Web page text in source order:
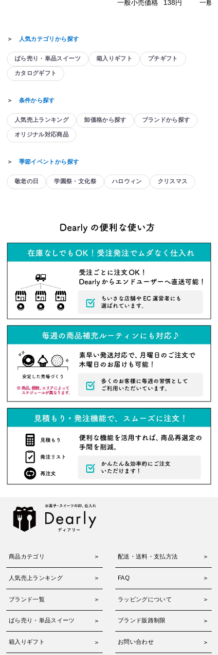
一般小売価格 138円 一般
＞ 人気カテゴリから探す
ばら売り・単品スイーツ 箱入りギフト プチギフト
カタログギフト
＞ 条件から探す
人気売上ランキング 卸価格から探す ブランドから探す
オリジナル対応商品
＞ 季節イベントから探す
敬老の日 学園祭・文化祭 ハロウィン クリスマス
商品カテゴリ 配送・送料・支払方法
人気売上ランキング FAQ
ブランド一覧 ラッピングについて
ばら売り・単品スイーツ ブランド販路制限
箱入りギフト お問い合わせ